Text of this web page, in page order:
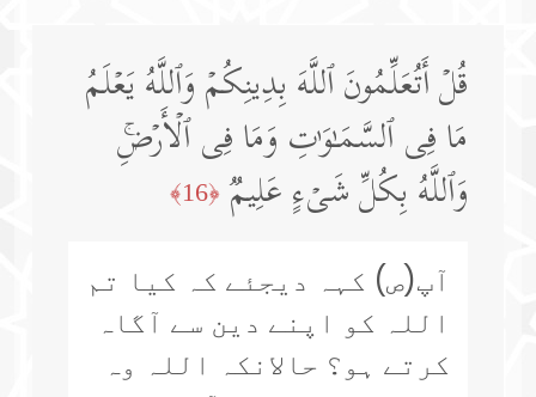
قُلۡ أَتُعَلِّمُونَ ٱللَّهَ بِدِینِكُمۡ وَٱللَّهُ یَعۡلَمُ
مَا فِی ٱلسَّمَـٰوَ ٰ⁠تِ وَمَا فِی ٱلۡأَرۡضِۚ
وَٱللَّهُ بِكُلِّ شَیۡءٍ عَلِیمࣱ ﴿16﴾
آپ(ص) کہہ دیجئے کہ کیا تم
اللہ کو اپنے دین سے آگاہ
کرتے ہو؟ حالانکہ اللہ وہ